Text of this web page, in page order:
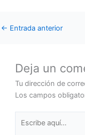
← Entrada anterior
Deja un
Tu dirección de
Los campos